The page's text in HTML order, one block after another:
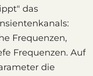
das
Frequenzen,
Frequenzen. Auf
die